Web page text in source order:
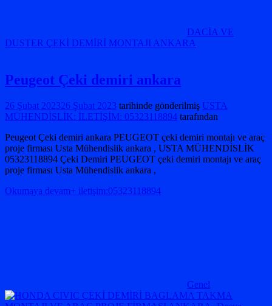
DACİA VE
DUSTER ÇEKİ DEMİRİ MONTAJI ANKARA
Peugeot Çeki demiri ankara
26 Şubat 202326 Şubat 2023 tarihinde gönderilmiş USTA
MÜHENDİSLİK: İLETİŞİM: 05323118894 tarafından
Peugeot Çeki demiri ankara PEUGEOT çeki demiri montajı ve araç
proje firması Usta Mühendislik ankara , USTA MÜHENDİSLİK
05323118894 Çeki Demiri PEUGEOT çeki demiri montajı ve araç
proje firması Usta Mühendislik ankara ,
Okumaya devam+ iletişim:05323118894
Genel